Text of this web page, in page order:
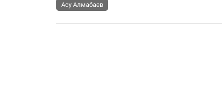
Асу Алмабаев